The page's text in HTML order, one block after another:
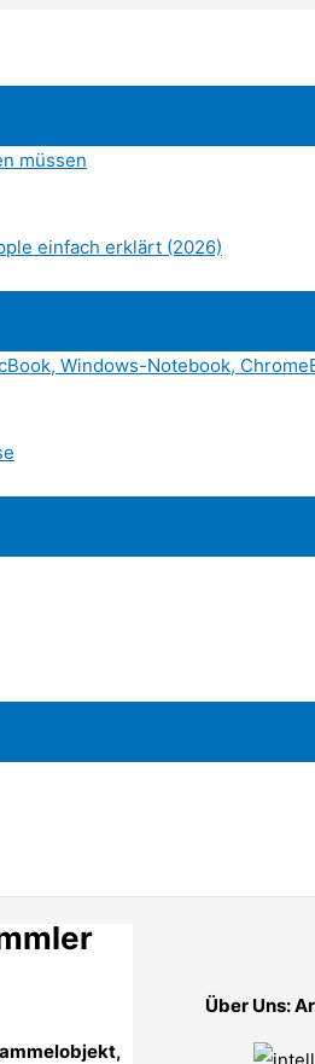
müssen
einfach erklärt (2026)
Windows-Notebook,
Über Uns: